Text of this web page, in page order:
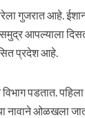
गुजरात आहे.
आपल्याला
प्रदेश आहे.
पडतात. पहिला
ओळखला